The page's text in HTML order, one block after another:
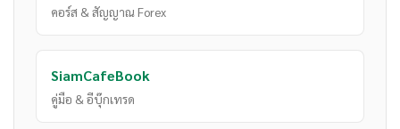
คอร์ส & สัญญาณ Forex
SiamCafeBook
คู่มือ & อีบุ๊กเทรด